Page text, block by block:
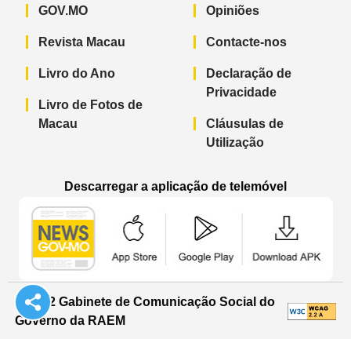
GOV.MO
Revista Macau
Livro do Ano
Livro de Fotos de
Macau
Opiniões
Contacte-nos
Declaração de
Privacidade
Cláusulas de
Utilização
Descarregar a aplicação de telemóvel
© 2022 Gabinete de Comunicação Social do
Governo da RAEM